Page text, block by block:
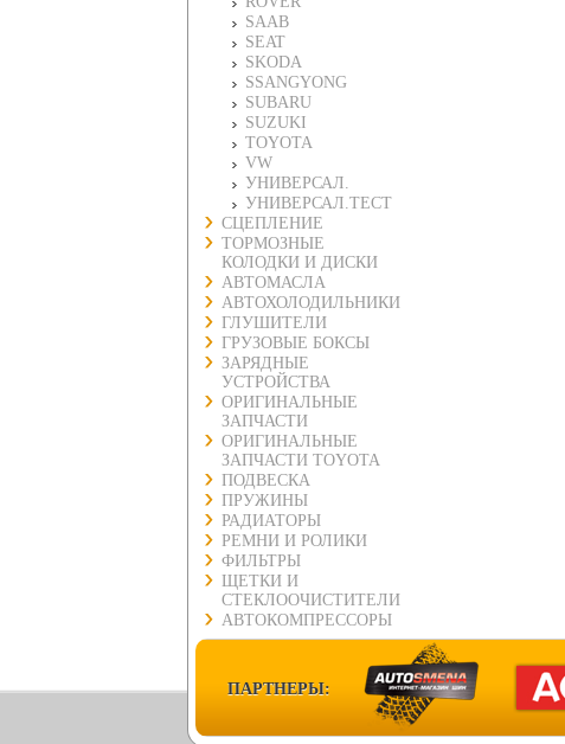
SAAB
SEAT
SKODA
SSANGYONG
SUBARU
SUZUKI
TOYOTA
VW
УНИВЕРСАЛ.
УНИВЕРСАЛ.ТЕСТ
СЦЕПЛЕНИЕ
ТОРМОЗНЫЕ
КОЛОДКИ И ДИСКИ
АВТОМАСЛА
АВТОХОЛОДИЛЬНИКИ
ГЛУШИТЕЛИ
ГРУЗОВЫЕ БОКСЫ
ЗАРЯДНЫЕ
УСТРОЙСТВА
ОРИГИНАЛЬНЫЕ
ЗАПЧАСТИ
ОРИГИНАЛЬНЫЕ
ЗАПЧАСТИ TOYOTA
ПОДВЕСКА
ПРУЖИНЫ
РАДИАТОРЫ
РЕМНИ И РОЛИКИ
ФИЛЬТРЫ
ЩЕТКИ И
СТЕКЛООЧИСТИТЕЛИ
АВТОКОМПРЕССОРЫ
ПАРТНЕРЫ: